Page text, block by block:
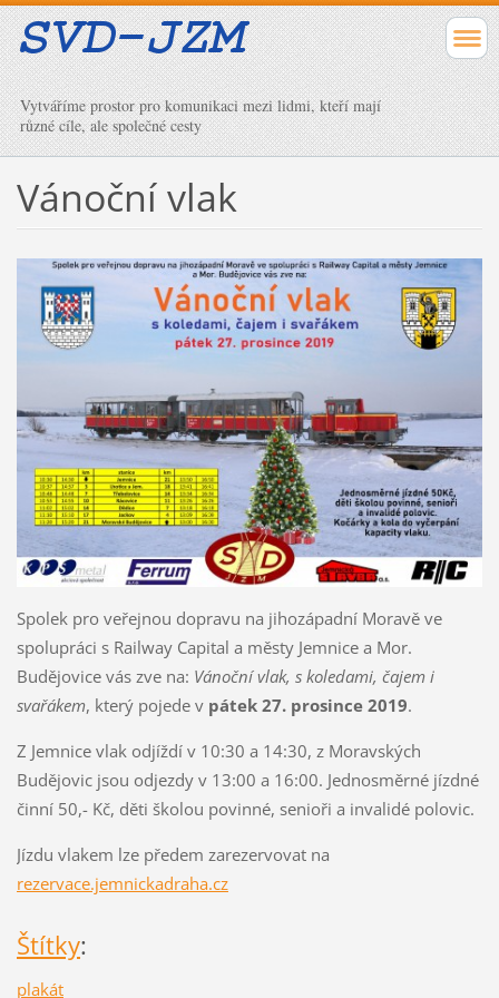
Vytváříme prostor pro komunikaci mezi lidmi, kteří mají
různé cíle, ale společné cesty
Vánoční vlak
Spolek pro veřejnou dopravu na jihozápadní Moravě ve
spolupráci s Railway Capital a městy Jemnice a Mor.
Budějovice vás zve na: Vánoční vlak, s koledami, čajem i
svařákem, který pojede v pátek 27. prosince 2019.
Z Jemnice vlak odjíždí v 10:30 a 14:30, z Moravských
Budějovic jsou odjezdy v 13:00 a 16:00. Jednosměrné jízdné
činní 50,- Kč, děti školou povinné, senioři a invalidé polovic.
Jízdu vlakem lze předem zarezervovat na
rezervace.jemnickadraha.cz
Štítky:
plakát